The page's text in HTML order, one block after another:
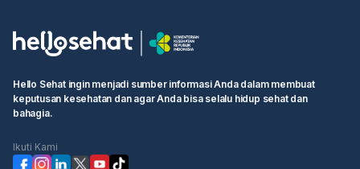
Hello Sehat ingin menjadi sumber informasi Anda dalam membuat
keputusan kesehatan dan agar Anda bisa selalu hidup sehat dan
bahagia.
Ikuti Kami